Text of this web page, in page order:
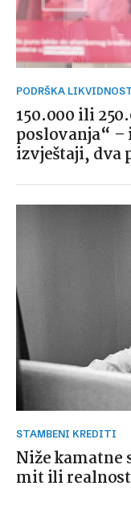
PODRŠKA
150.000 ili
poslovanja“
izvještaji, dva
STAMBENI KREDITI
Niže kamatne
mit ili